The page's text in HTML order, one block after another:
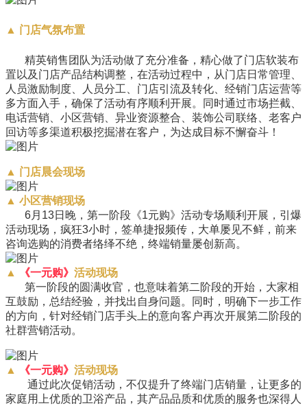
▲ 门店气氛布置
精英销售团队为活动做了充分准备，精心做了门店软装布
置以及门店产品结构调整，在活动过程中，从门店日常管理、
人员激励制度、人员分工、门店引流及转化、经销门店运营等
多方面入手，确保了活动有序顺利开展。同时通过市场拦截、
电话营销、小区营销、异业资源整合、装饰公司联络、老客户
回访等多渠道积极挖掘潜在客户，为达成目标不懈奋斗！
▲ 门店晨会现场
▲ 小区营销现场
6月13日晚，第一阶段《1元购》活动专场顺利开展，引爆
活动现场，疯狂3小时，签单捷报频传，大单屡见不鲜，前来
咨询选购的消费者络绎不绝，终端销量屡创新高。
▲ 《一元购》 活动现场
第一阶段的圆满收官，也意味着第二阶段的开始，大家相
互鼓励，总结经验，并找出自身问题。
同时，明确下一步工作
的方向，针对经销门店手头上的意向客户再次开展第二阶段的
社群营销活动。
▲ 《一元购》 活动现场
通过此次促销活动，不仅提升了终端门店销量，让更多的
家庭用上优质的卫浴产品，其产品品质和优质的服务也深得人